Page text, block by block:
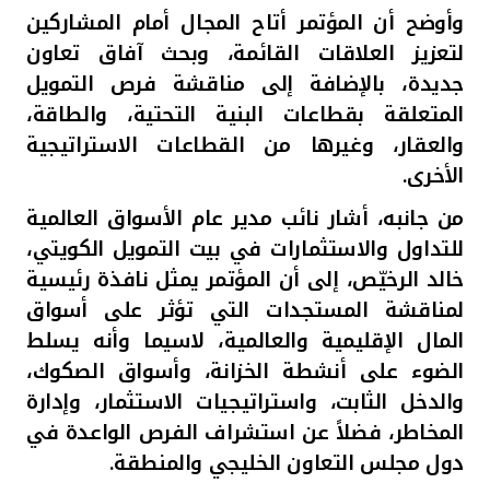
وأوضح أن المؤتمر أتاح المجال أمام المشاركين
لتعزيز العلاقات القائمة، وبحث آفاق تعاون
جديدة، بالإضافة إلى مناقشة فرص التمويل
المتعلقة بقطاعات البنية التحتية، والطاقة،
والعقار، وغيرها من القطاعات الاستراتيجية
الأخرى.
من جانبه، أشار نائب مدير عام الأسواق العالمية
للتداول والاستثمارات في بيت التمويل الكويتي،
خالد الرخيّص، إلى أن المؤتمر يمثل نافذة رئيسية
لمناقشة المستجدات التي تؤثر على أسواق
المال الإقليمية والعالمية، لاسيما وأنه يسلط
الضوء على أنشطة الخزانة، وأسواق الصكوك،
والدخل الثابت، واستراتيجيات الاستثمار، وإدارة
المخاطر، فضلاً عن استشراف الفرص الواعدة في
دول مجلس التعاون الخليجي والمنطقة.